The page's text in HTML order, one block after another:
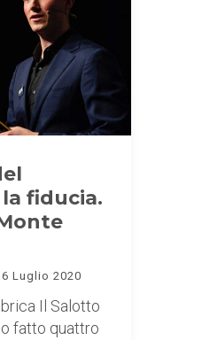
fiducia.
Luglio 2020
Il Salotto
fatto quattro